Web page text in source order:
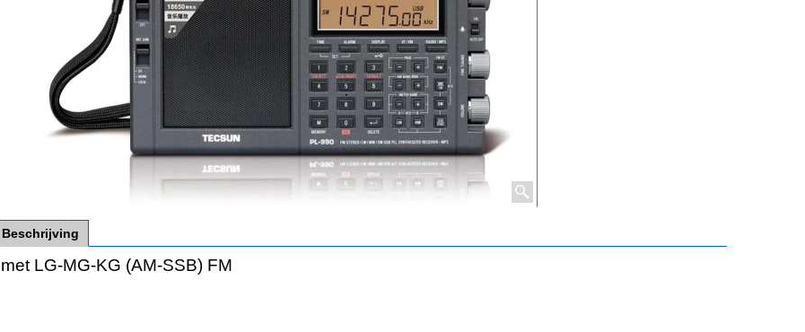
Beschrijving
met LG-MG-KG (AM-SSB) FM